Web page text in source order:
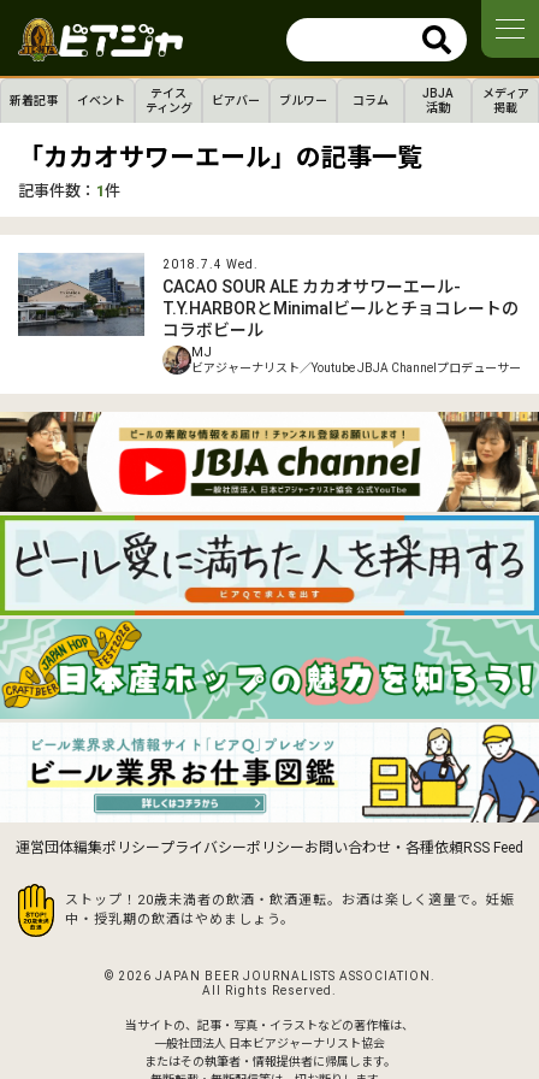
新着記事 イベント
テイス
ティング
ビアバー ブルワー コラム
JBJA
活動
メディア
掲載
「カカオサワーエール」の記事一覧
記事件数： 1件
2018.7.4 Wed.
CACAO SOUR ALE カカオサワーエール-
T.Y.HARBORとMinimalビールとチョコレートの
コラボビール
MJ
ビアジャーナリスト／Youtube JBJA Channelプロデューサー
運営団体編集ポリシープライバシーポリシーお問い合わせ・各種依頼RSS Feed
ストップ！20歳未満者の飲酒・飲酒運転。お酒は楽しく適量で。 妊娠
中・授乳期の飲酒はやめましょう。
© 2026 JAPAN BEER JOURNALISTS ASSOCIATION.
All Rights Reserved.
当サイトの、記事・写真・イラストなどの著作権は、
一般社団法人 日本ビアジャーナリスト協会
またはその執筆者・情報提供者に帰属します。